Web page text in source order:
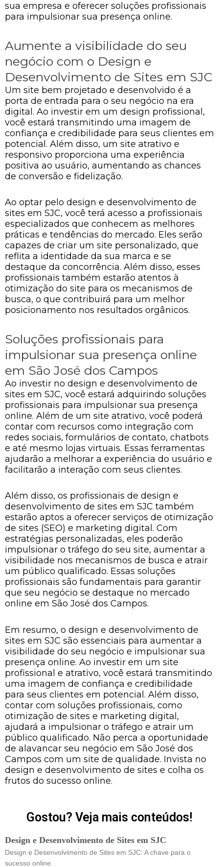
sua empresa e oferecer soluções profissionais
para impulsionar sua presença online.
Aumente a visibilidade do seu
negócio com o Design e
Desenvolvimento de Sites em SJC
Um site bem projetado e desenvolvido é a
porta de entrada para o seu negócio na era
digital. Ao investir em um design profissional,
você estará transmitindo uma imagem de
confiança e credibilidade para seus clientes em
potencial. Além disso, um site atrativo e
responsivo proporciona uma experiência
positiva ao usuário, aumentando as chances
de conversão e fidelização.
Ao optar pelo design e desenvolvimento de
sites em SJC, você terá acesso a profissionais
especializados que conhecem as melhores
práticas e tendências do mercado. Eles serão
capazes de criar um site personalizado, que
reflita a identidade da sua marca e se
destaque da concorrência. Além disso, esses
profissionais também estarão atentos à
otimização do site para os mecanismos de
busca, o que contribuirá para um melhor
posicionamento nos resultados orgânicos.
Soluções profissionais para
impulsionar sua presença online
em São José dos Campos
Ao investir no design e desenvolvimento de
sites em SJC, você estará adquirindo soluções
profissionais para impulsionar sua presença
online. Além de um site atrativo, você poderá
contar com recursos como integração com
redes sociais, formulários de contato, chatbots
e até mesmo lojas virtuais. Essas ferramentas
ajudarão a melhorar a experiência do usuário e
facilitarão a interação com seus clientes.
Além disso, os profissionais de design e
desenvolvimento de sites em SJC também
estarão aptos a oferecer serviços de otimização
de sites (SEO) e marketing digital. Com
estratégias personalizadas, eles poderão
impulsionar o tráfego do seu site, aumentar a
visibilidade nos mecanismos de busca e atrair
um público qualificado. Essas soluções
profissionais são fundamentais para garantir
que seu negócio se destaque no mercado
online em São José dos Campos.
Em resumo, o design e desenvolvimento de
sites em SJC são essenciais para aumentar a
visibilidade do seu negócio e impulsionar sua
presença online. Ao investir em um site
profissional e atrativo, você estará transmitindo
uma imagem de confiança e credibilidade
para seus clientes em potencial. Além disso,
contar com soluções profissionais, como
otimização de sites e marketing digital,
ajudará a impulsionar o tráfego e atrair um
público qualificado. Não perca a oportunidade
de alavancar seu negócio em São José dos
Campos com um site de qualidade. Invista no
design e desenvolvimento de sites e colha os
frutos do sucesso online.
Gostou? Veja mais conteúdos!
Design e Desenvolvimento de Sites em SJC
Design e Desenvolvimento de Sites em SJC: A chave para o
sucesso online.